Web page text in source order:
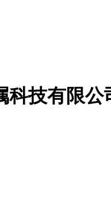
科技有限公